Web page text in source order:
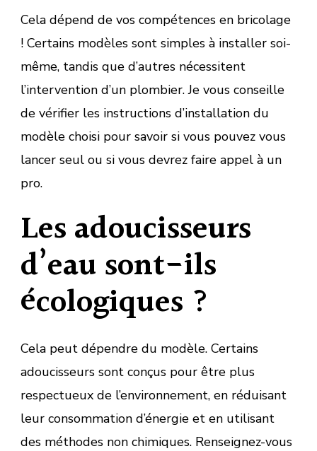
Cela dépend de vos compétences en bricolage
! Certains modèles sont simples à installer soi-
même, tandis que d’autres nécessitent
l’intervention d’un plombier. Je vous conseille
de vérifier les instructions d’installation du
modèle choisi pour savoir si vous pouvez vous
lancer seul ou si vous devrez faire appel à un
pro.
Les adoucisseurs
d’eau sont-ils
écologiques ?
Cela peut dépendre du modèle. Certains
adoucisseurs sont conçus pour être plus
respectueux de l’environnement, en réduisant
leur consommation d’énergie et en utilisant
des méthodes non chimiques. Renseignez-vous